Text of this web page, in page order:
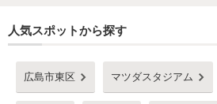
人気スポットから探す
広島市東区 マツダスタジアム